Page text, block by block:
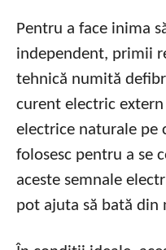
Pentru a face inima
independent, primii
tehnică numită
curent electric
electrice naturale pe
folosesc pentru a se
aceste semnale
pot ajuta să bată din